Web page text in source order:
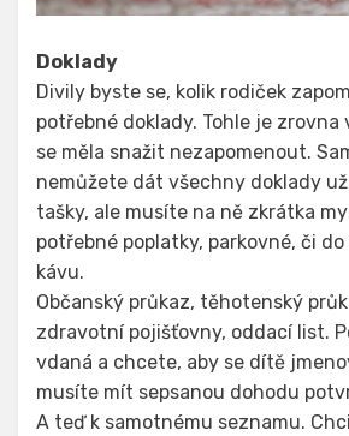
Doklady
Divily byste se, kolik rodiček
potřebné doklady. Tohle je
se měla snažit nezapomenout.
nemůžete dát všechny doklady
tašky, ale musíte na ně zkrátka
potřebné poplatky, parkovné, či
kávu.
Občanský průkaz, těhotenský
zdravotní pojišťovny, oddací list.
vdaná a chcete, aby se dítě
musíte mít sepsanou dohodu
A teď k samotnému seznamu.